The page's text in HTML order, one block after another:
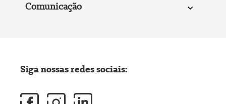
Comunicação
Siga nossas redes sociais: